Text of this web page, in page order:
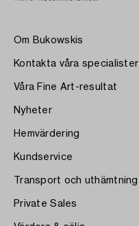
Om Bukowskis
Kontakta våra specialister
Våra Fine Art-resultat
Nyheter
Hemvärdering
Kundservice
Transport och uthämtning
Private Sales